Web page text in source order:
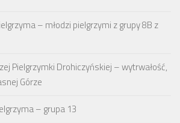
– młodzi pielgrzymi z grupy 8B z
Pielgrzymki Drohiczyńskiej – wytrwałość,
Górze
– grupa 13